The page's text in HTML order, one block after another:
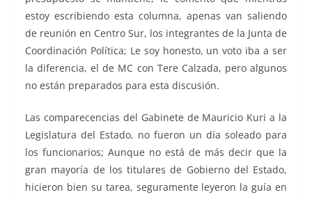
estoy escribiendo esta columna, apenas van saliendo
de reunión en Centro Sur, los integrantes de la Junta de
Coordinación Política; Le soy honesto, un voto iba a ser
la diferencia, el de MC con Tere Calzada, pero algunos
no están preparados para esta discusión.
Las comparecencias del Gabinete de Mauricio Kuri a la
Legislatura del Estado, no fueron un día soleado para
los funcionarios; Aunque no está de más decir que la
gran mayoría de los titulares de Gobierno del Estado,
hicieron bien su tarea, seguramente leyeron la guía en